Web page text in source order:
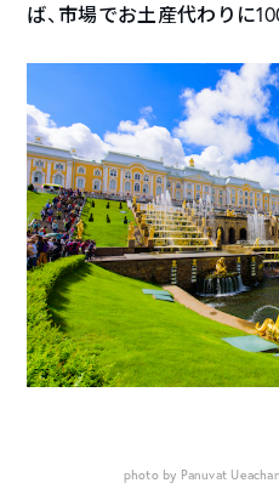
ば、市場でお土産代わりに
photo by Panuvat